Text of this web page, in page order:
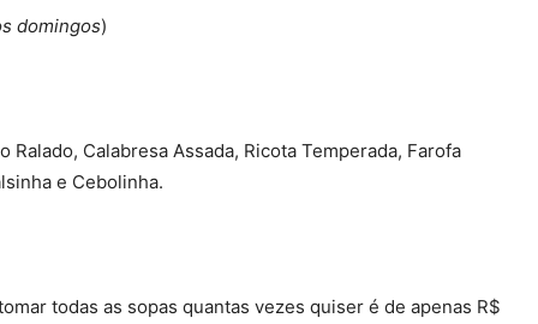
domingos)
Ralado, Calabresa Assada, Ricota Temperada, Farofa
e Cebolinha.
todas as sopas quantas vezes quiser é de apenas R$